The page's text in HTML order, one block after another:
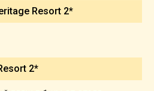
Resort 2*
2*